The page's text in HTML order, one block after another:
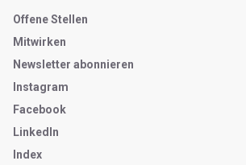
Metanavigation
Offene Stellen
Mitwirken
Newsletter abonnieren
Instagram
Facebook
LinkedIn
Index